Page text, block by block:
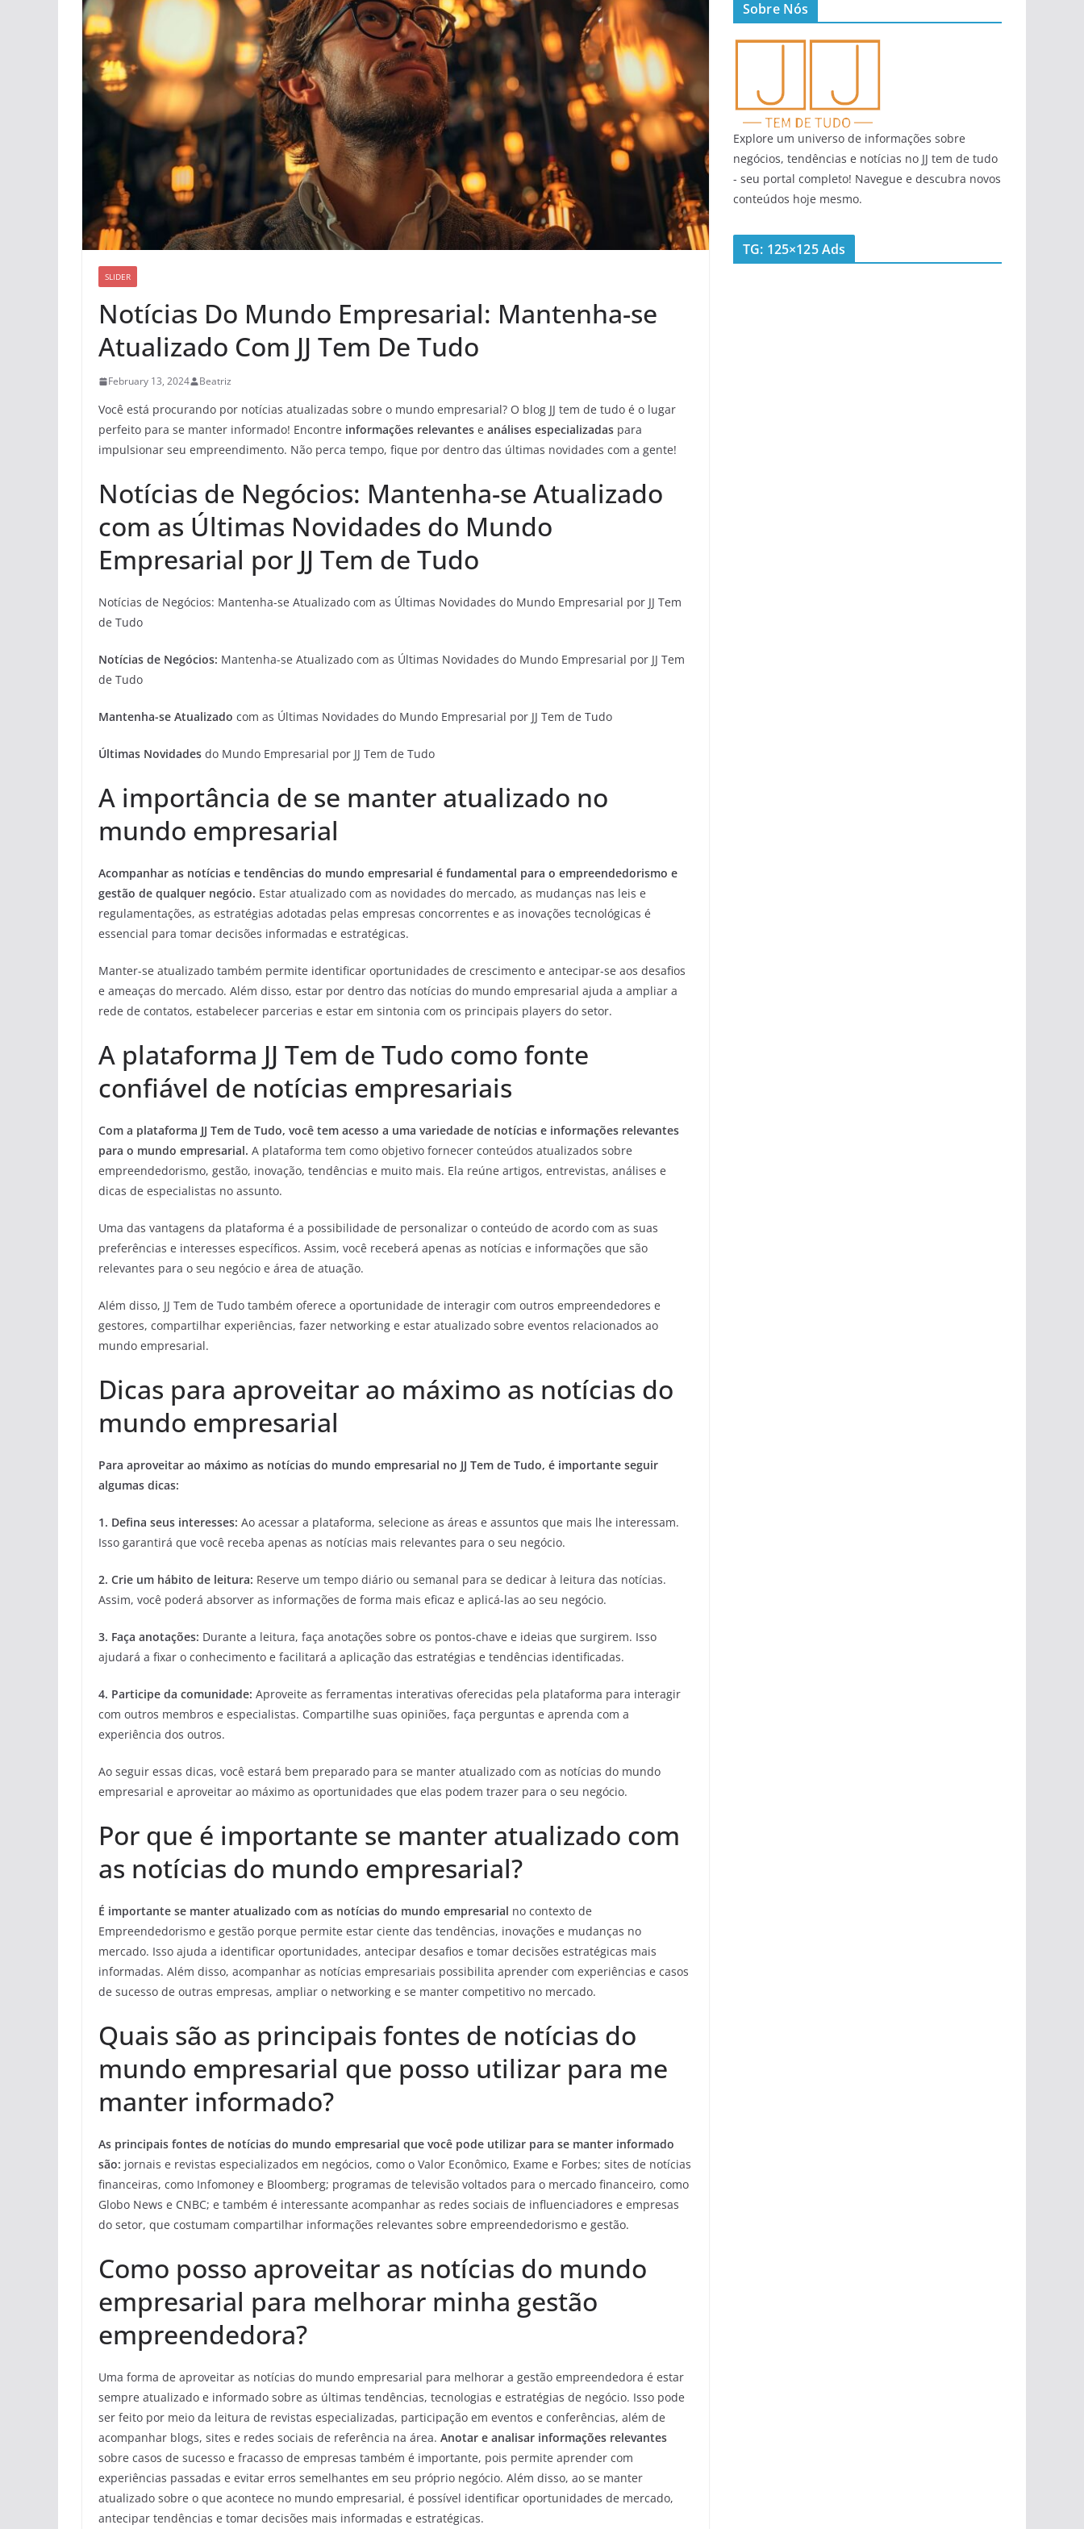
SLIDER
Notícias Do Mundo Empresarial: Mantenha-se
Atualizado Com JJ Tem De Tudo
February 13, 2024 Beatriz
Você está procurando por notícias atualizadas sobre o mundo empresarial? O blog JJ tem de tudo é o lugar
perfeito para se manter informado! Encontre informações relevantes e análises especializadas para
impulsionar seu empreendimento. Não perca tempo, fique por dentro das últimas novidades com a gente!
Notícias de Negócios: Mantenha-se Atualizado
com as Últimas Novidades do Mundo
Empresarial por JJ Tem de Tudo
Notícias de Negócios: Mantenha-se Atualizado com as Últimas Novidades do Mundo Empresarial por JJ Tem
de Tudo
Notícias de Negócios: Mantenha-se Atualizado com as Últimas Novidades do Mundo Empresarial por JJ Tem
de Tudo
Mantenha-se Atualizado com as Últimas Novidades do Mundo Empresarial por JJ Tem de Tudo
Últimas Novidades do Mundo Empresarial por JJ Tem de Tudo
A importância de se manter atualizado no
mundo empresarial
Acompanhar as notícias e tendências do mundo empresarial é fundamental para o empreendedorismo e
gestão de qualquer negócio. Estar atualizado com as novidades do mercado, as mudanças nas leis e
regulamentações, as estratégias adotadas pelas empresas concorrentes e as inovações tecnológicas é
essencial para tomar decisões informadas e estratégicas.
Manter-se atualizado também permite identificar oportunidades de crescimento e antecipar-se aos desafios
e ameaças do mercado. Além disso, estar por dentro das notícias do mundo empresarial ajuda a ampliar a
rede de contatos, estabelecer parcerias e estar em sintonia com os principais players do setor.
A plataforma JJ Tem de Tudo como fonte
confiável de notícias empresariais
Com a plataforma JJ Tem de Tudo, você tem acesso a uma variedade de notícias e informações relevantes
para o mundo empresarial. A plataforma tem como objetivo fornecer conteúdos atualizados sobre
empreendedorismo, gestão, inovação, tendências e muito mais. Ela reúne artigos, entrevistas, análises e
dicas de especialistas no assunto.
Uma das vantagens da plataforma é a possibilidade de personalizar o conteúdo de acordo com as suas
preferências e interesses específicos. Assim, você receberá apenas as notícias e informações que são
relevantes para o seu negócio e área de atuação.
Além disso, JJ Tem de Tudo também oferece a oportunidade de interagir com outros empreendedores e
gestores, compartilhar experiências, fazer networking e estar atualizado sobre eventos relacionados ao
mundo empresarial.
Dicas para aproveitar ao máximo as notícias do
mundo empresarial
Para aproveitar ao máximo as notícias do mundo empresarial no JJ Tem de Tudo, é importante seguir
algumas dicas:
1. Defina seus interesses: Ao acessar a plataforma, selecione as áreas e assuntos que mais lhe interessam.
Isso garantirá que você receba apenas as notícias mais relevantes para o seu negócio.
2. Crie um hábito de leitura: Reserve um tempo diário ou semanal para se dedicar à leitura das notícias.
Assim, você poderá absorver as informações de forma mais eficaz e aplicá-las ao seu negócio.
3. Faça anotações: Durante a leitura, faça anotações sobre os pontos-chave e ideias que surgirem. Isso
ajudará a fixar o conhecimento e facilitará a aplicação das estratégias e tendências identificadas.
4. Participe da comunidade: Aproveite as ferramentas interativas oferecidas pela plataforma para interagir
com outros membros e especialistas. Compartilhe suas opiniões, faça perguntas e aprenda com a
experiência dos outros.
Ao seguir essas dicas, você estará bem preparado para se manter atualizado com as notícias do mundo
empresarial e aproveitar ao máximo as oportunidades que elas podem trazer para o seu negócio.
Por que é importante se manter atualizado com
as notícias do mundo empresarial?
É importante se manter atualizado com as notícias do mundo empresarial no contexto de
Empreendedorismo e gestão porque permite estar ciente das tendências, inovações e mudanças no
mercado. Isso ajuda a identificar oportunidades, antecipar desafios e tomar decisões estratégicas mais
informadas. Além disso, acompanhar as notícias empresariais possibilita aprender com experiências e casos
de sucesso de outras empresas, ampliar o networking e se manter competitivo no mercado.
Quais são as principais fontes de notícias do
mundo empresarial que posso utilizar para me
manter informado?
As principais fontes de notícias do mundo empresarial que você pode utilizar para se manter informado
são: jornais e revistas especializados em negócios, como o Valor Econômico, Exame e Forbes; sites de notícias
financeiras, como Infomoney e Bloomberg; programas de televisão voltados para o mercado financeiro, como
Globo News e CNBC; e também é interessante acompanhar as redes sociais de influenciadores e empresas
do setor, que costumam compartilhar informações relevantes sobre empreendedorismo e gestão.
Como posso aproveitar as notícias do mundo
empresarial para melhorar minha gestão
empreendedora?
Uma forma de aproveitar as notícias do mundo empresarial para melhorar a gestão empreendedora é estar
sempre atualizado e informado sobre as últimas tendências, tecnologias e estratégias de negócio. Isso pode
ser feito por meio da leitura de revistas especializadas, participação em eventos e conferências, além de
acompanhar blogs, sites e redes sociais de referência na área. Anotar e analisar informações relevantes
sobre casos de sucesso e fracasso de empresas também é importante, pois permite aprender com
experiências passadas e evitar erros semelhantes em seu próprio negócio. Além disso, ao se manter
atualizado sobre o que acontece no mundo empresarial, é possível identificar oportunidades de mercado,
antecipar tendências e tomar decisões mais informadas e estratégicas.
Sobre Nós
Explore um universo de informações sobre
negócios, tendências e notícias no JJ tem de tudo
- seu portal completo! Navegue e descubra novos
conteúdos hoje mesmo.
TG: 125×125 Ads